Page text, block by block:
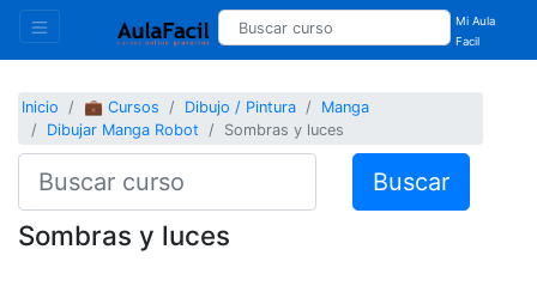
Mi Aula
Facil
Inicio 💼 Cursos Dibujo / Pintura
Manga
Dibujar Manga Robot
Sombras y luces
Buscar
Sombras y luces